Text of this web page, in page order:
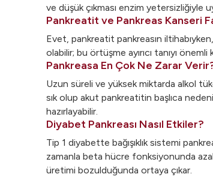
ve düşük çıkması enzim
Pankreatit ve Pankreas Kanseri
Evet, pankreatit pankreasın
olabilir; bu örtüşme ayırıcı tanıyı
Pankreasa En Çok Ne Zarar
Uzun süreli ve yüksek miktarda alkol
sık olup akut pankreatitin başlıca
hazırlayabilir.
Diyabet Pankreası Nasıl Etkiler?
Tip 1 diyabette bağışıklık sistemi
zamanla beta hücre fonksiyonunda
üretimi bozulduğunda ortaya çıkar.